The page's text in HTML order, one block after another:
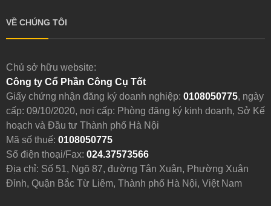
VỀ CHÚNG TÔI
Chủ sở hữu website:
Công ty Cổ Phần Công Cụ Tốt
Giấy chứng nhận đăng ký doanh nghiệp: 0108050775, ngày
cấp: 09/10/2020, nơi cấp: Phòng đăng ký kinh doanh, Sở Kế
hoạch và Đầu tư Thành phố Hà Nội
Mã số thuế: 0108050775
Số điện thoại/Fax: 024.37573566
Địa chỉ: Số 51, Ngõ 87, đường Tân Xuân, Phường Xuân
Đỉnh, Quận Bắc Từ Liêm, Thành phố Hà Nội, Việt Nam